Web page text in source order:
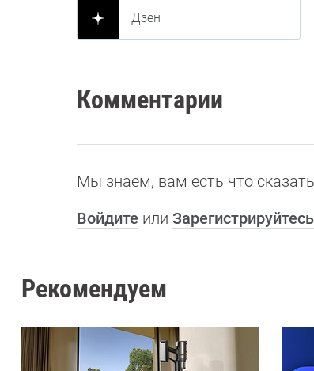
Дзен
Комментарии
Мы знаем, вам есть что
Войдите или Зарегистрируйтесь
Рекомендуем